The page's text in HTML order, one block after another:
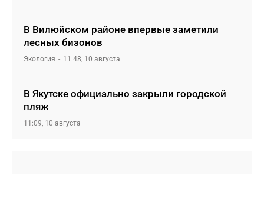
В Вилюйском районе впервые заметили
лесных бизонов
Экология 11:48, 10 августа
В Якутске официально закрыли городской
пляж
11:09, 10 августа